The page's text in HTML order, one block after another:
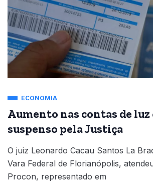
ECONOMIA
Aumento nas contas de luz
suspenso pela Justiça
O juiz Leonardo Cacau Santos La
Vara Federal de Florianópolis,
Procon, representado em